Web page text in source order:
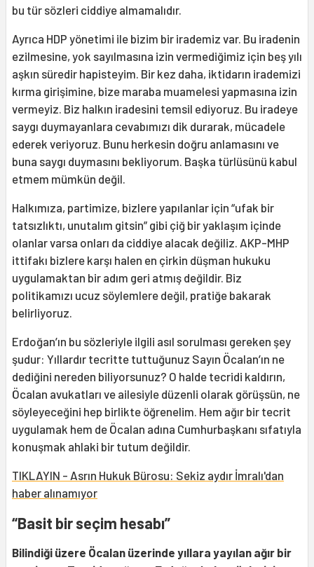
bu tür sözleri ciddiye almamalıdır.
Ayrıca HDP yönetimi ile bizim bir irademiz var. Bu iradenin
ezilmesine, yok sayılmasına izin vermediğimiz için beş yılı
aşkın süredir hapisteyim. Bir kez daha, iktidarın irademizi
kırma girişimine, bize maraba muamelesi yapmasına izin
vermeyiz. Biz halkın iradesini temsil ediyoruz. Bu iradeye
saygı duymayanlara cevabımızı dik durarak, mücadele
ederek veriyoruz. Bunu herkesin doğru anlamasını ve
buna saygı duymasını bekliyorum. Başka türlüsünü kabul
etmem mümkün değil.
Halkımıza, partimize, bizlere yapılanlar için “ufak bir
tatsızlıktı, unutalım gitsin” gibi çiğ bir yaklaşım içinde
olanlar varsa onları da ciddiye alacak değiliz. AKP-MHP
ittifakı bizlere karşı halen en çirkin düşman hukuku
uygulamaktan bir adım geri atmış değildir. Biz
politikamızı ucuz söylemlere değil, pratiğe bakarak
belirliyoruz.
Erdoğan’ın bu sözleriyle ilgili asıl sorulması gereken şey
şudur: Yıllardır tecritte tuttuğunuz Sayın Öcalan’ın ne
dediğini nereden biliyorsunuz? O halde tecridi kaldırın,
Öcalan avukatları ve ailesiyle düzenli olarak görüşsün, ne
söyleyeceğini hep birlikte öğrenelim. Hem ağır bir tecrit
uygulamak hem de Öcalan adına Cumhurbaşkanı sıfatıyla
konuşmak ahlaki bir tutum değildir.
TIKLAYIN - Asrın Hukuk Bürosu: Sekiz aydır İmralı'dan
haber alınamıyor
“Basit bir seçim hesabı”
Bilindiği üzere Öcalan üzerinde yıllara yayılan ağır bir